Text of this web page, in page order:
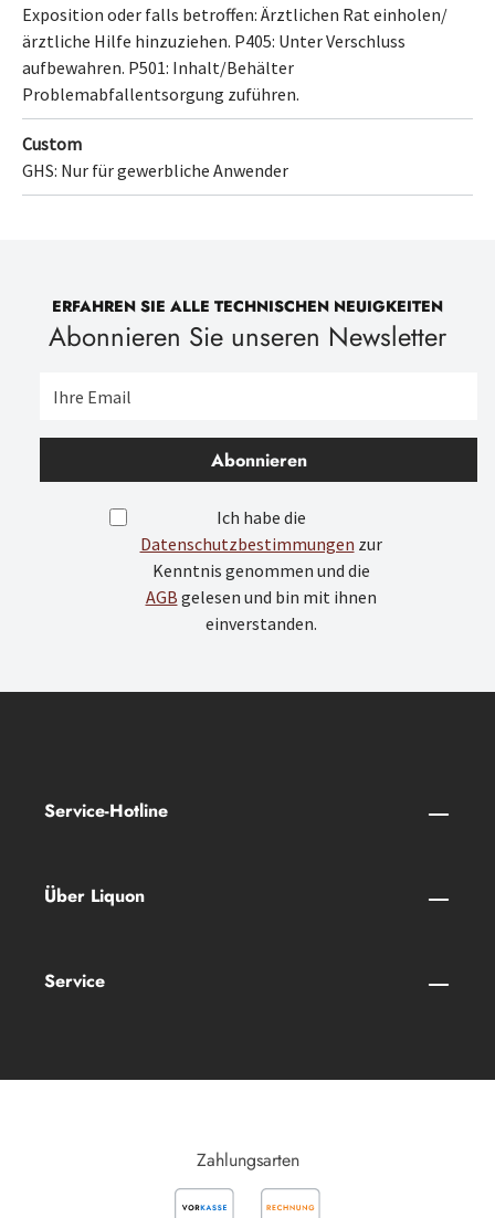
Exposition oder falls betroffen: Ärztlichen Rat einholen/
ärztliche Hilfe hinzuziehen. P405: Unter Verschluss
aufbewahren. P501: Inhalt/Behälter
Problemabfallentsorgung zuführen.
Custom
GHS: Nur für gewerbliche Anwender
ERFAHREN SIE ALLE TECHNISCHEN NEUIGKEITEN
Abonnieren Sie unseren Newsletter
Abonnieren
Ich habe die
Datenschutzbestimmungen zur
Kenntnis genommen und die
AGB gelesen und bin mit ihnen
einverstanden.
Service-Hotline
Über Liquon
Service
Zahlungsarten